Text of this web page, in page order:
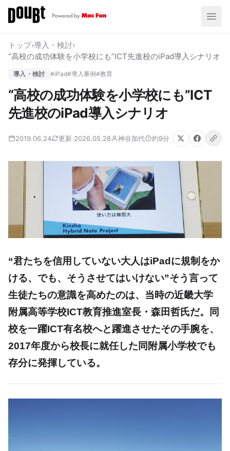
トップ›導入・検討›
“高校の成功体験を小学校にも”ICT先進校のiPad導入シナリオ
導入・検討 #iPad#導入事例#教育
“高校の成功体験を小学校にも”ICT
先進校のiPad導入シナリオ
2019.06.24 更新 2026.05.28 神谷加代 約9分
“君たちを信用していない大人はiPadに規制をか
ける、でも、そうさせてはいけない”そう言って
生徒たちの意識を高めたのは、当時の近畿大学
附属高等学校ICT教育推進室長・森田哲氏だ。同
校を一躍ICT有名校へと躍進させたその手腕を、
2017年度から校長に就任した同附属小学校でも
存分に発揮している。